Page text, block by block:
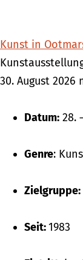
Kunst in
30. August
Datum: 28.
Genre:
Zielgruppe:
Seit:1983